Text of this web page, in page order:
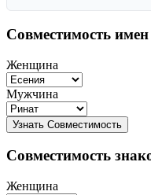
Совместимость имен
Женщина
Мужчина
Совместимость
Женщина